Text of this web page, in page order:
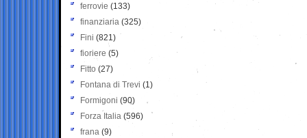
ferrovie (133)
finanziaria (325)
Fini (821)
fioriere (5)
Fitto (27)
Fontana di Trevi (1)
Formigoni (90)
Forza Italia (596)
frana (9)